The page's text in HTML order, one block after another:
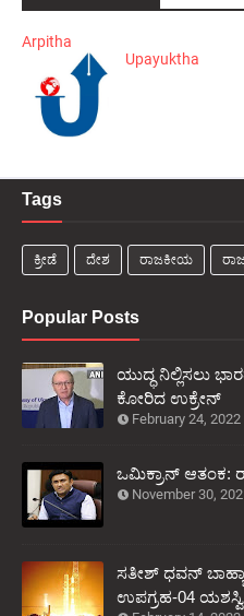
Arpitha
Upayuktha
Tags
ಕ್ರೀಡೆ ದೇಶ ರಾಜಕೀಯ
Popular Posts
ಯುದ್ಧ ನಿಲ್ಲಿಸಲು
ಕೋರಿದ ಉಕ್ರೇನ್
February 24, 2022
ಒಮಿಕ್ರಾನ್ ಆತಂಕ:
November 30,
ಸತೀಶ್ ಧವನ್
ಉಪಗ್ರಹ-04